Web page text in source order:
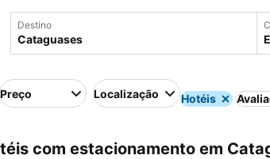
Destino
Preço Localização Hotéis
com estacionamento em